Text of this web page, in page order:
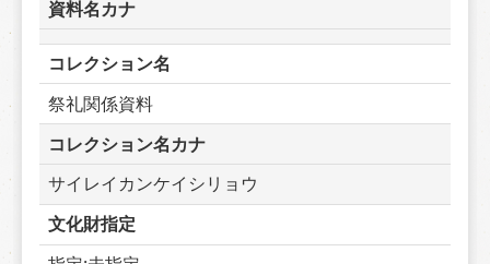
資料名カナ
コレクション名
祭礼関係資料
コレクション名カナ
サイレイカンケイシリョウ
文化財指定